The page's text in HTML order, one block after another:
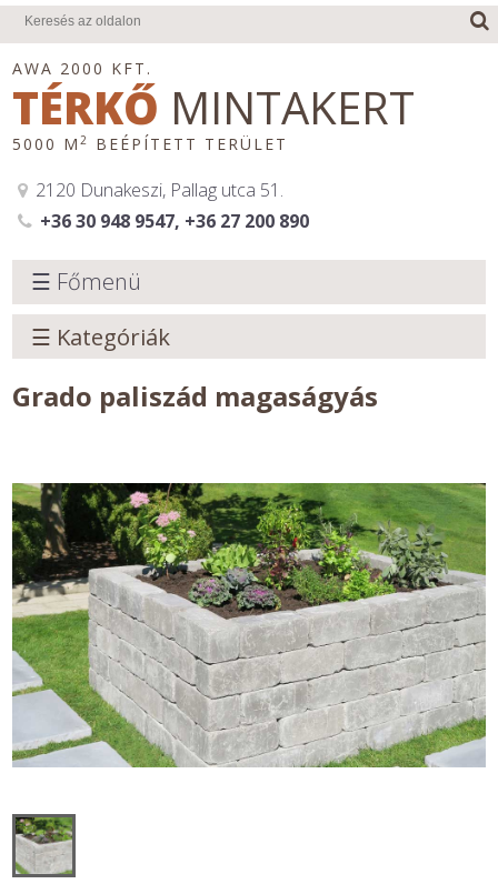
AWA 2000 KFT.
TÉRKŐ MINTAKERT
5000 M2 BEÉPÍTETT TERÜLET
2120 Dunakeszi, Pallag utca 51.
+36 30 948 9547, +36 27 200 890
☰ Főmenü
☰ Kategóriák
Grado paliszád magaságyás